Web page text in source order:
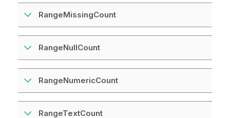
RangeMissingCount
RangeNullCount
RangeNumericCount
RangeTextCount